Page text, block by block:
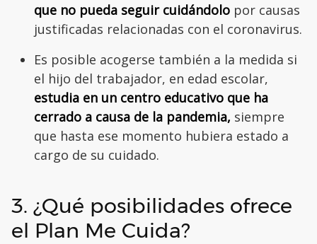
que no pueda seguir cuidándolo por causas
justificadas relacionadas con el coronavirus.
Es posible acogerse también a la medida si
el hijo del trabajador, en edad escolar,
estudia en un centro educativo que ha
cerrado a causa de la pandemia, siempre
que hasta ese momento hubiera estado a
cargo de su cuidado.
3. ¿Qué posibilidades ofrece
el Plan Me Cuida?